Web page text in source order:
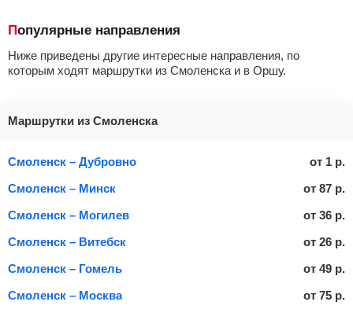
Популярные направления
Ниже приведены другие интересные направления, по
которым ходят маршрутки из Смоленска и в Оршу.
Маршрутки из Смоленска
Смоленск – Дубровно от 1 р.
Смоленск – Минск
от 87 р.
Смоленск – Могилев
от 36 р.
Смоленск – Витебск
от 26 р.
Смоленск – Гомель
от 49 р.
Смоленск – Москва
от 75 р.